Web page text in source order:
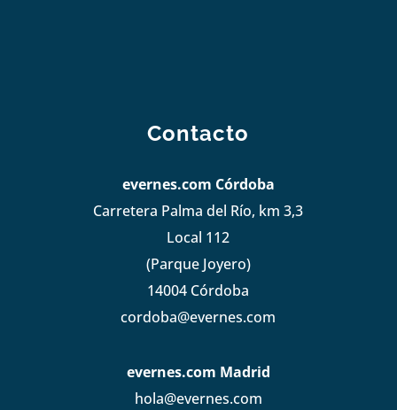
Contacto
evernes.com Córdoba
Carretera Palma del Río, km 3,3
Local 112
(Parque Joyero)
14004 Córdoba
cordoba@evernes.com
evernes.com Madrid
hola@evernes.com